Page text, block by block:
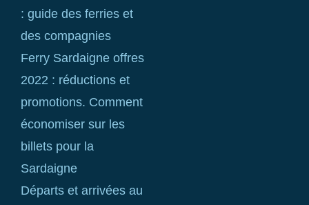
: guide des ferries et
des compagnies
Ferry Sardaigne offres
2022 : réductions et
promotions. Comment
économiser sur les
billets pour la
Sardaigne
Départs et arrivées au